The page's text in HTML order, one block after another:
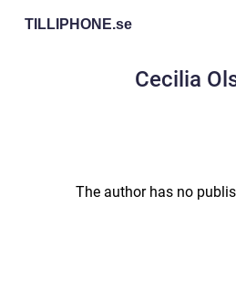
TILLIPHONE.se
Cecilia
The author has no